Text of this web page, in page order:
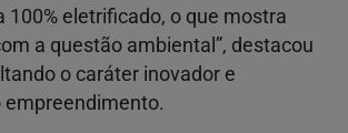
100% eletrificado, o que mostra
a questão ambiental”, destacou
o caráter inovador e